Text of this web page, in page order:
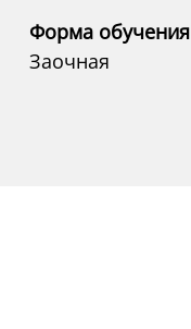
6 - 8
Форма обучения
Заочная